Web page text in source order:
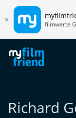
filmwerte
Richard